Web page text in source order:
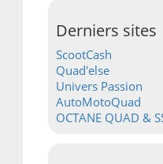
Derniers sites
ScootCash
Quad'else
Univers Passion
AutoMotoQuad
OCTANE QUAD &